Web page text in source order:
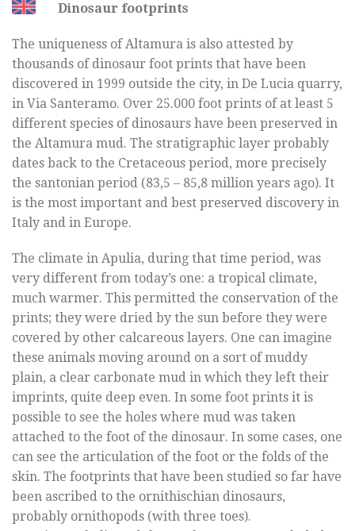
Dinosaur footprints
The uniqueness of Altamura is also attested by
thousands of dinosaur foot prints that have been
discovered in 1999 outside the city, in De Lucia quarry,
in Via Santeramo. Over 25.000 foot prints of at least 5
different species of dinosaurs have been preserved in
the Altamura mud. The stratigraphic layer probably
dates back to the Cretaceous period, more precisely
the santonian period (83,5 – 85,8 million years ago). It
is the most important and best preserved discovery in
Italy and in Europe.
The climate in Apulia, during that time period, was
very different from today’s one: a tropical climate,
much warmer. This permitted the conservation of the
prints; they were dried by the sun before they were
covered by other calcareous layers. One can imagine
these animals moving around on a sort of muddy
plain, a clear carbonate mud in which they left their
imprints, quite deep even. In some foot prints it is
possible to see the holes where mud was taken
attached to the foot of the dinosaur. In some cases, one
can see the articulation of the foot or the folds of the
skin. The footprints that have been studied so far have
been ascribed to the ornithischian dinosaurs,
probably ornithopods (with three toes).